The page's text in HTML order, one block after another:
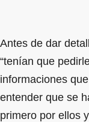
Antes de dar
“tenían que
informaciones
entender que se
primero por ellos